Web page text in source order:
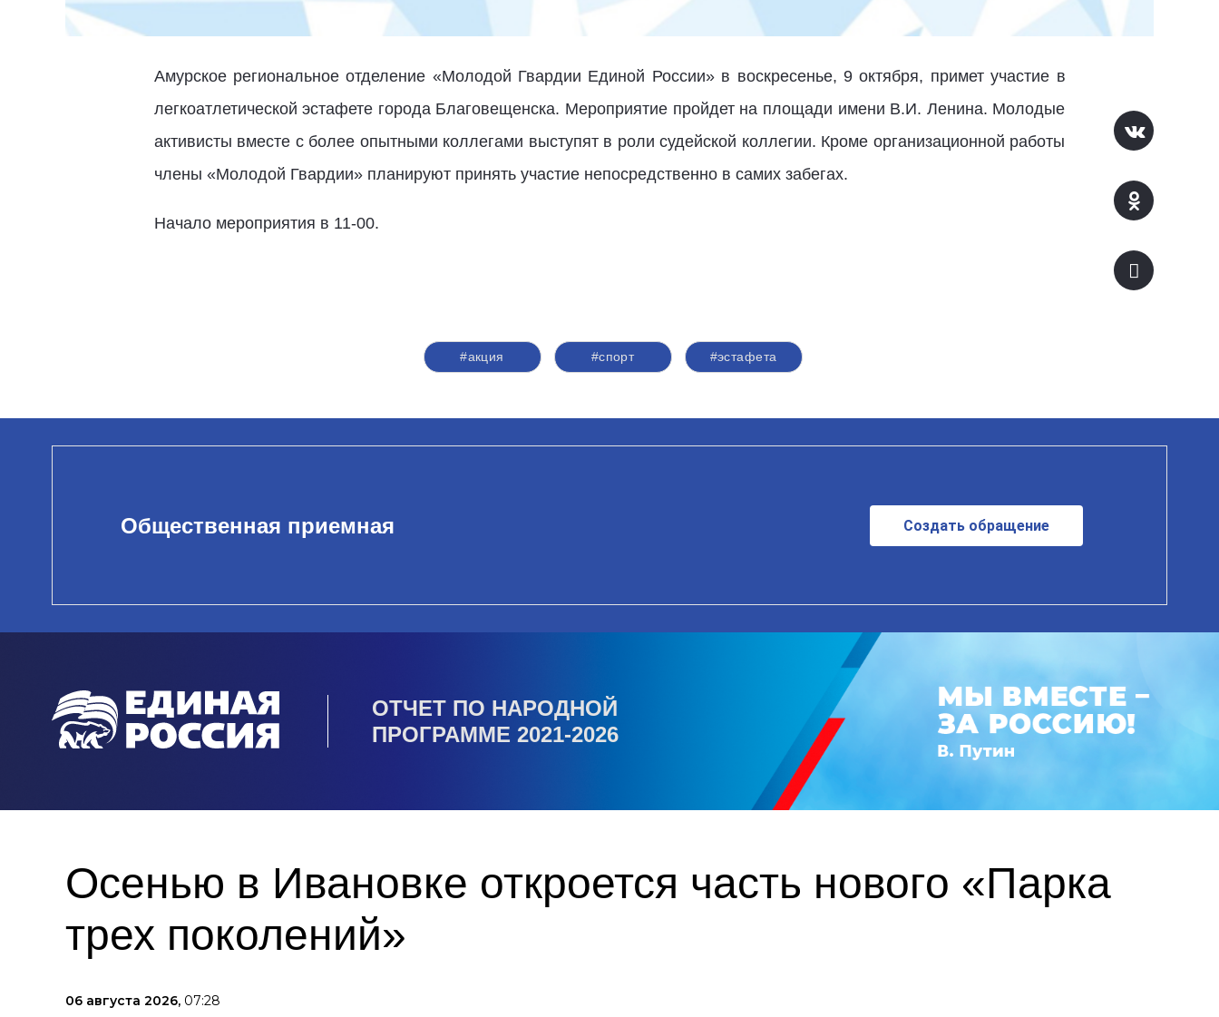
Амурское региональное отделение «Молодой Гвардии Единой России» в воскресенье, 9 октября, примет участие в
легкоатлетической эстафете города Благовещенска. Мероприятие пройдет на площади имени В.И. Ленина. Молодые
активисты вместе с более опытными коллегами выступят в роли судейской коллегии. Кроме организационной работы
члены «Молодой Гвардии» планируют принять участие непосредственно в самих забегах.
Начало мероприятия в 11-00.
#акция #спорт #эстафета
Общественная приемная Создать обращение
ОТЧЕТ ПО НАРОДНОЙ
ПРОГРАММЕ 2021-2026
Осенью в Ивановке откроется часть нового «Парка
трех поколений»
06 августа 2026, 07:28